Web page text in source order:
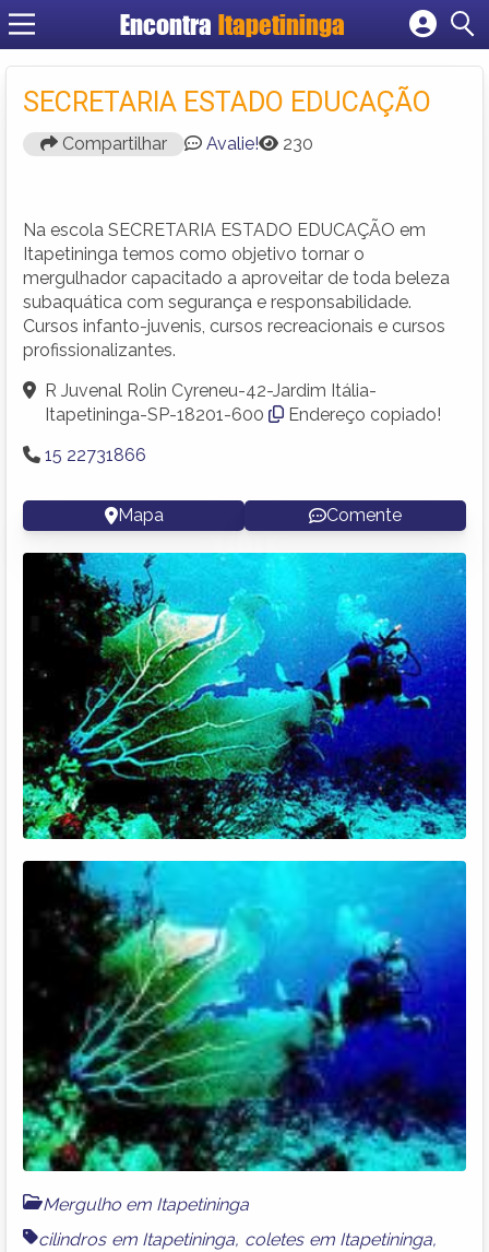
Encontra Itapetininga
Cadastrar empresa
Criar conta
SECRETARIA ESTADO EDUCAÇÃO
Compartilhar Avalie! 230
Na escola SECRETARIA ESTADO EDUCAÇÃO em
Itapetininga temos como objetivo tornar o
mergulhador capacitado a aproveitar de toda beleza
subaquática com segurança e responsabilidade.
Cursos infanto-juvenis, cursos recreacionais e cursos
profissionalizantes.
R Juvenal Rolin Cyreneu-42-Jardim Itália-
Itapetininga-SP-18201-600
Endereço copiado!
15 22731866
Mapa Comente
Mergulho em Itapetininga
cilindros em Itapetininga, coletes em Itapetininga,